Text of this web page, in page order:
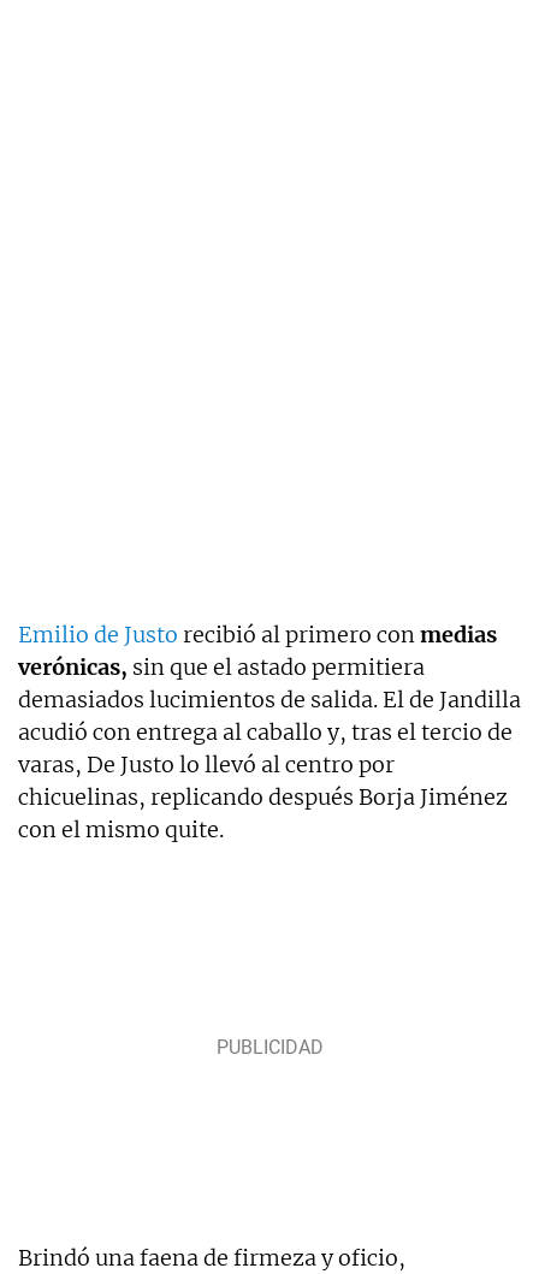
Emilio de Justo recibió al primero conmedias
verónicas, sin que el astado permitiera
demasiados lucimientos de salida. El de Jandilla
acudió con entrega al caballo y, tras el tercio de
varas, De Justo lo llevó al centro por
chicuelinas, replicando después Borja Jiménez
con el mismo quite.
Brindó una faena de firmeza y oficio,